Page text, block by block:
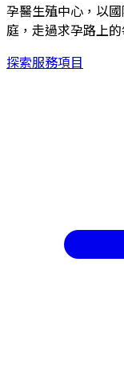
孕醫生殖中心，以
庭，走過求孕路上的
探索服務項目